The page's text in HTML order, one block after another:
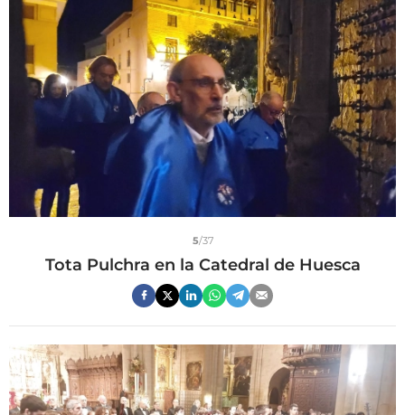
5/37
Tota Pulchra en la Catedral de Huesca